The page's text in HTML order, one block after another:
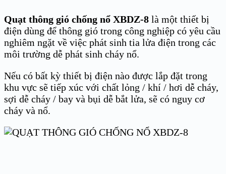
Quạt thông gió chống nổ XBDZ-8 là một thiết bị
điện dùng để thông gió trong công nghiệp có yêu cầu
nghiêm ngặt về việc phát sinh tia lửa điện trong các
môi trường dễ phát sinh cháy nổ.
Nếu có bất kỳ thiết bị điện nào được lắp đặt trong
khu vực sẽ tiếp xúc với chất lỏng / khí / hơi dễ cháy,
sợi dễ cháy / bay và bụi dễ bắt lửa, sẽ có nguy cơ
cháy và nổ.